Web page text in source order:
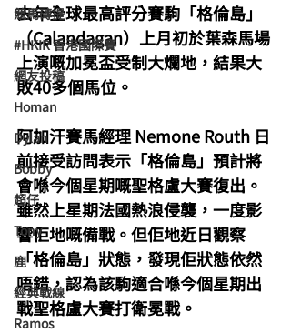
競馬磚提
#HKIR 香港國際賽
網友投稿
Homan
Dylan
Bobby
超仔
Tony
鹿
經典戰線
Ramos
去年全球最高評分賽駒「格倫島」
（Calandagan）上月初於葉森馬場
上演嘅加冕盃受制大爛地，結果大
敗40多個馬位。
阿加汗賽馬經理 Nemone Routh 日
前接受訪問表示「格倫島」預計將
會喺今個星期嘅聖格盧大賽復出。
雖然上星期法國熱浪侵襲，一度影
響佢地嘅備戰。但佢地近日觀察
「格倫島」狀態，發現佢狀態依然
唔錯，認為該駒適合喺今個星期出
戰聖格盧大賽打衛冕戰。